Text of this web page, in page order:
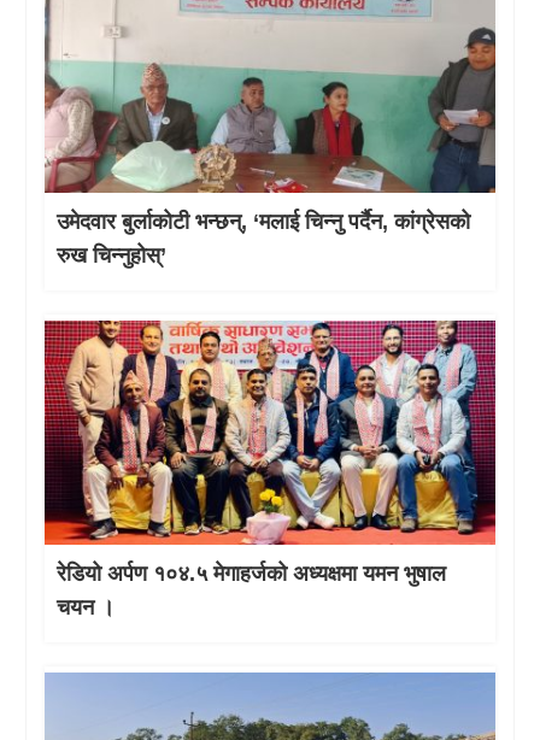
उमेदवार बुर्लाकोटी भन्छन्, ‘मलाई चिन्नु पर्दैन, कांग्रेसको
रुख चिन्नुहोस्’
रेडियो अर्पण १०४.५ मेगाहर्जको अध्यक्षमा यमन भुषाल
चयन ।